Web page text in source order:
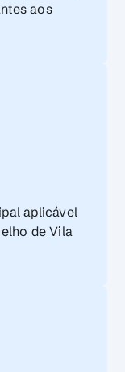
aos
aplicável
de Vila